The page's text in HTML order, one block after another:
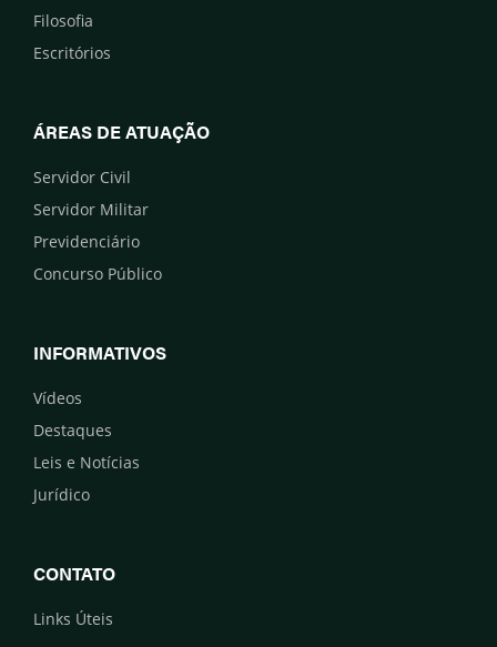
Filosofia
Escritórios
ÁREAS DE ATUAÇÃO
Servidor Civil
Servidor Militar
Previdenciário
Concurso Público
INFORMATIVOS
Vídeos
Destaques
Leis e Notícias
Jurídico
CONTATO
Links Úteis